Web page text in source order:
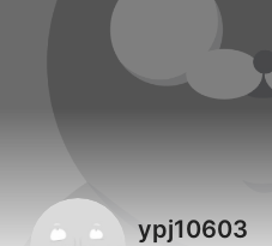
ypj10603